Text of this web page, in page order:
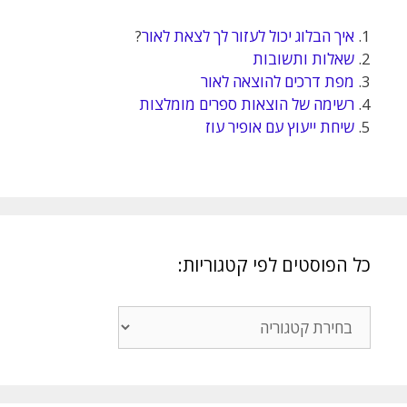
1. איך הבלוג יכול לעזור לך לצאת לאור?
2. שאלות ותשובות
3. מפת דרכים להוצאה לאור
4. רשימה של הוצאות ספרים מומלצות
5. שיחת ייעוץ עם אופיר עוז
כל הפוסטים לפי קטגוריות:
הפוסטים